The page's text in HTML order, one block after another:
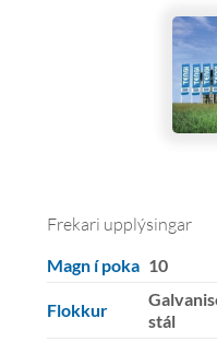
Frekari upplýsingar
Magn í poka 10
Flokkur
stál